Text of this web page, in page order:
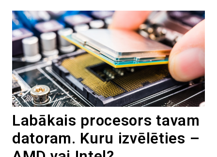
Labākais procesors tavam
datoram. Kuru izvēlēties –